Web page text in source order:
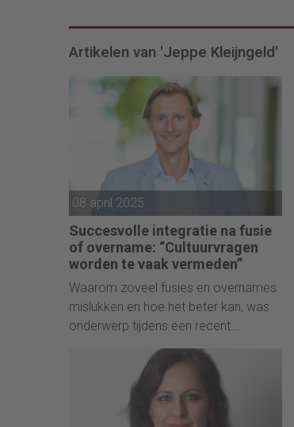
Artikelen van 'Jeppe Kleijngeld'
08 april 2025
Succesvolle integratie na fusie
of overname: “Cultuurvragen
worden te vaak vermeden”
Waarom zoveel fusies en overnames
mislukken en hoe het beter kan, was
onderwerp tijdens een recent
evenement, waar professor Killian
McCarthy, Michel Maas en Marien van
Riessen van IntegrationPeople hun
kennis deelden. "Integratie moet al
vóór de deal worden uitgedacht."